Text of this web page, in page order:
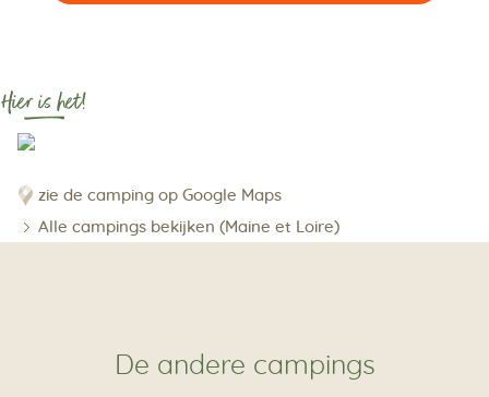
Hier is het!
zie de camping op Google Maps
Alle campings bekijken (Maine et Loire)
De andere campings